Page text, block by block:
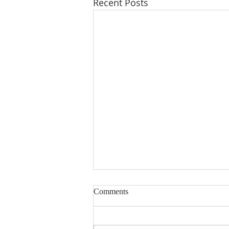
Recent Posts
Tata Ibadah Keluarga - GPIB
Bethesda (05 Agustus 2026)
Comments